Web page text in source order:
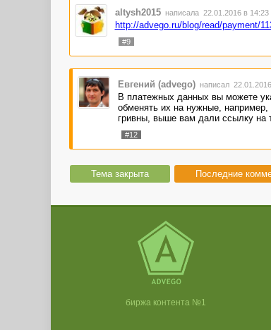
altysh2015 написала 22.01.2016 в 14:23
http://advego.ru/blog/read/payment/
#9
Евгений (advego) написал
В платежных данных вы можете
обменять их на нужные,
гривны, выше вам дали ссылку на
#12
Тема закрыта Последние
биржа контента №1